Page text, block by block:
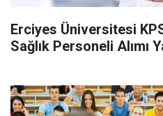
Erciyes Üniversitesi
Sağlık Personeli Alımı